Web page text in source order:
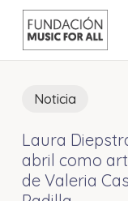
Skip
main
Noticia
Laura
abril como
de Valeria